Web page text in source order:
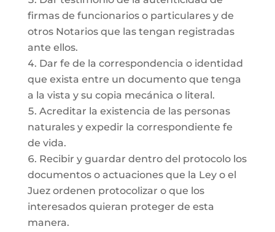
firmas de funcionarios o particulares y de
otros Notarios que las tengan registradas
ante ellos.
Dar fe de la correspondencia o identidad
que exista entre un documento que tenga
a la vista y su copia mecánica o literal.
Acreditar la existencia de las personas
naturales y expedir la correspondiente fe
de vida.
Recibir y guardar dentro del protocolo los
documentos o actuaciones que la Ley o el
Juez ordenen protocolizar o que los
interesados quieran proteger de esta
manera.